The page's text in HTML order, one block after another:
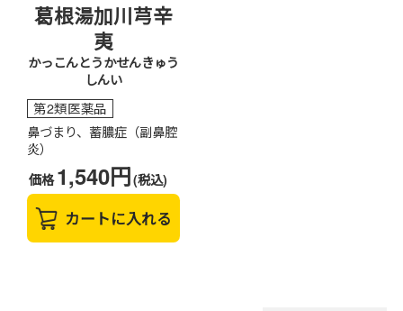
葛根湯加川芎辛
夷
かっこんとうかせんきゅう
しんい
第2類医薬品
鼻づまり、蓄膿症（副鼻腔
炎）
価格1,540円(税込)
カートに入れる